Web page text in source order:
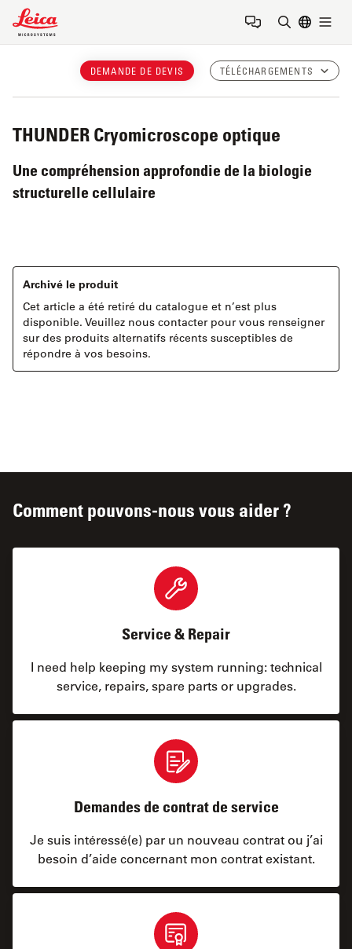
Leica Microsystems Logo
DEMANDE DE DEVIS TÉLÉCHARGEMENTS
THUNDER Cryomicroscope optique
Une compréhension approfondie de la biologie
structurelle cellulaire
Archivé le produit
Cet article a été retiré du catalogue et n’est plus
disponible. Veuillez nous contacter pour vous renseigner
sur des produits alternatifs récents susceptibles de
répondre à vos besoins.
Comment pouvons-nous vous aider ?
Service & Repair
I need help keeping my system running: technical
service, repairs, spare parts or upgrades.
Demandes de contrat de service
Je suis intéressé(e) par un nouveau contrat ou j’ai
besoin d’aide concernant mon contrat existant.